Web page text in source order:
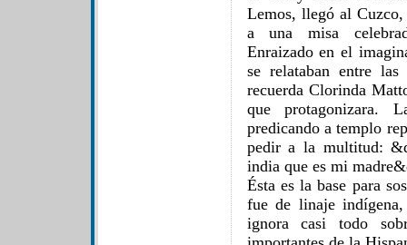
Lemos, llegó al
a una misa
Enraizado en el
se relataban entre
recuerda Clorinda
que protagonizara.
predicando a templo
pedir a la multitud:
india que es mi
Ésta es la base para
fue de linaje
ignora casi todo